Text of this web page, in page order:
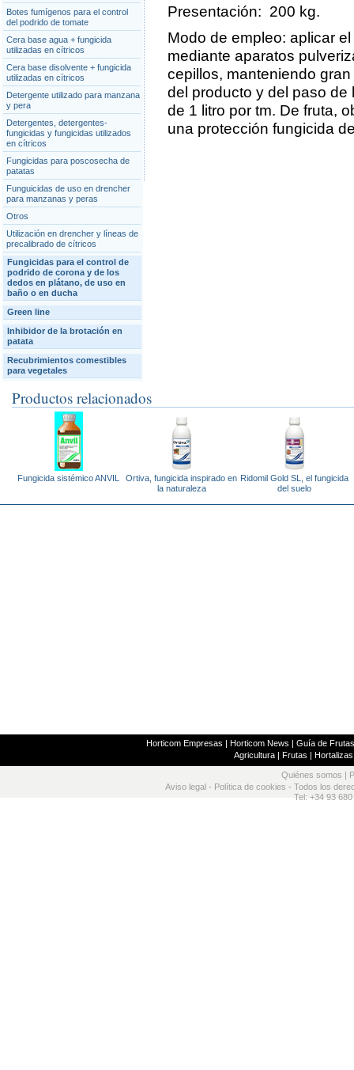
Botes fumígenos para el control
del podrido de tomate
Cera base agua + fungicida
utilizadas en cítricos
Cera base disolvente + fungicida
utilizadas en cítricos
Detergente utilizado para manzana
y pera
Detergentes, detergentes-
fungicidas y fungicidas utilizados
en cítricos
Fungicidas para poscosecha de
patatas
Funguicidas de uso en drencher
para manzanas y peras
Otros
Utilización en drencher y líneas de
precalibrado de cítricos
Fungicidas para el control de
podrido de corona y de los
dedos en plátano, de uso en
baño o en ducha
Green line
Inhibidor de la brotación en
patata
Recubrimientos comestibles
para vegetales
Presentación: 200 kg.
Modo de empleo: aplicar
mediante aparatos
cepillos, manteniendo
del producto y del paso de
de 1 litro por tm. De fruta,
una protección fungicida
Productos relacionados
Fungicida sistémico ANVIL
Ortiva, fungicida inspirado en
la naturaleza
Ridomil Gold SL, el fungicida
del suelo
Horticom Empresas | Horticom News | Guía de
Agricultura| Frutas | Hortalizas
Quiénes somos
Aviso legal - Política de cookies - Todos los
Tel: +34 93